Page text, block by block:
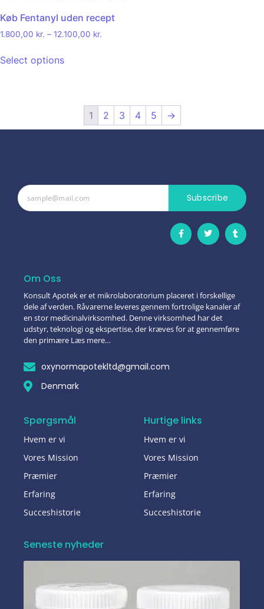
Køb Fentanyl uden recept
1.800,00 kr. – 12.100,00 kr.
Select options
1 2 3 4 5 →
Subscribe
Om Oss
Konsult Apotek er et mikrolaboratorium placeret i forskellige
dele af verden. Råvarerne leveres gennem fortrolige kanaler af
en stor medicinalvirksomhed. Denne virksomhed har det
udstyr, teknologi og ekspertise, der kræves for at gennemføre
den primære Læs mere…
oxynormapotekltd@gmail.com
Denmark
Spørgsmål
Hvem er vi
Vores Mission
Præmier
Erfaring
Succeshistorie
Hurtige links
Hvem er vi
Vores Mission
Præmier
Erfaring
Succeshistorie
Seneste nyheder